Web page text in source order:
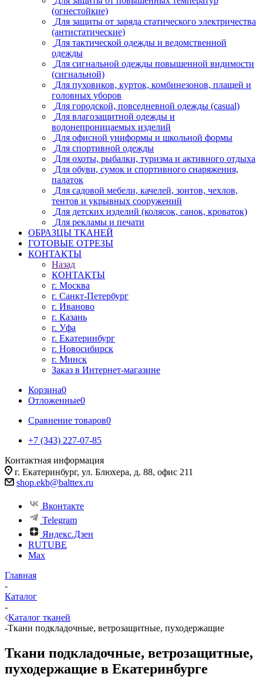
(огнестойкие)
Для защиты от заряда статического электричества
(антистатические)
Для тактической одежды и ведомственной
одежды
Для сигнальной одежды повышенной видимости
(сигнальной)
Для пуховиков, курток, комбинезонов, плащей и
головных уборов
Для городской, повседневной одежды (casual)
Для влагозащитной одежды и
водонепроницаемых изделий
Для офисной униформы и школьной формы
Для спортивной одежды
Для охоты, рыбалки, туризма и активного отдыха
Для обуви, сумок и спортивного снаряжения,
палаток
Для садовой мебели, качелей, зонтов, чехлов,
тентов и укрывных сооружений
Для детских изделий (колясок, санок, кроваток)
Для рекламы и печати
ОБРАЗЦЫ ТКАНЕЙ
ГОТОВЫЕ ОТРЕЗЫ
КОНТАКТЫ
Назад
КОНТАКТЫ
г. Москва
г. Санкт-Петербург
г. Иваново
г. Казань
г. Уфа
г. Екатеринбург
г. Новосибирск
г. Минск
Заказ в Интернет-магазине
Корзина0
Отложенные0
Сравнение товаров0
+7 (343) 227-07-85
Контактная информация
г. Екатеринбург, ул. Блюхера, д. 88, офис 211
shop.ekb@balttex.ru
Вконтакте
Telegram
Яндекс.Дзен
RUTUBE
Max
Главная
-
Каталог
-
Каталог тканей
-Ткани подкладочные, ветрозащитные, пуходержащие
Ткани подкладочные, ветрозащитные,
пуходержащие в Екатеринбурге